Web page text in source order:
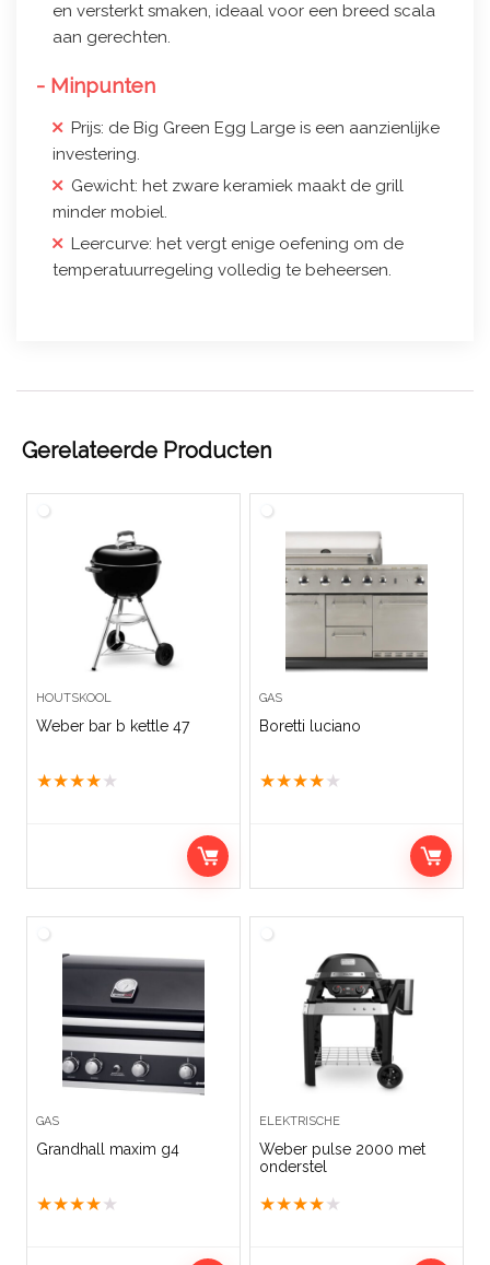
en versterkt smaken, ideaal voor een breed scala
aan gerechten.
- Minpunten
Prijs: de Big Green Egg Large is een aanzienlijke
investering.
Gewicht: het zware keramiek maakt de grill
minder mobiel.
Leercurve: het vergt enige oefening om de
temperatuurregeling volledig te beheersen.
Gerelateerde Producten
HOUTSKOOL
Weber bar b kettle 47
★★★★ ★
GAS
Boretti luciano
★★★★ ★
GAS
Grandhall maxim g4
★★★★ ★
ELEKTRISCHE
Weber pulse 2000 met
onderstel
★★★★ ★